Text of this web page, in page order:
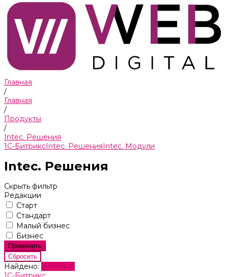
Главная
/
Главная
/
Продукты
/
Intec. Решения
1С-БитриксIntec. РешенияIntec. Модули
Intec. Решения
Скрыть фильтр
Редакции
Старт
Стандарт
Малый бизнес
Бизнес
Найдено: